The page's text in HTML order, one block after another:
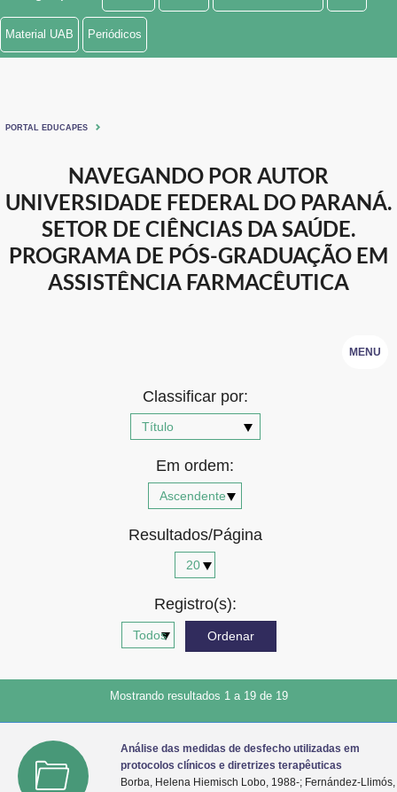
Ministério de Minas e Energia
Ministério do Desenvolvimento Regional
Controladoria-Geral da União
Ministério da Mulher, da Família e dos Direitos Humanos
MENU
Material UAB Periódicos
PORTAL EDUCAPES
NAVEGANDO POR AUTOR
UNIVERSIDADE FEDERAL DO PARANÁ.
SETOR DE CIÊNCIAS DA SAÚDE.
PROGRAMA DE PÓS-GRADUAÇÃO EM
ASSISTÊNCIA FARMACÊUTICA
Classificar por:
Em ordem:
Resultados/Página
Registro(s):
Mostrando resultados 1 a 19 de 19
Análise das medidas de desfecho utilizadas em
protocolos clínicos e diretrizes terapêuticas
Borba, Helena Hiemisch Lobo, 1988-; Fernández-Llimós,